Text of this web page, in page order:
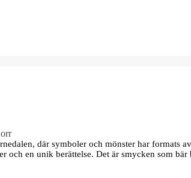
där symboler och mönster har formats
och en unik berättelse. Det är smycken som